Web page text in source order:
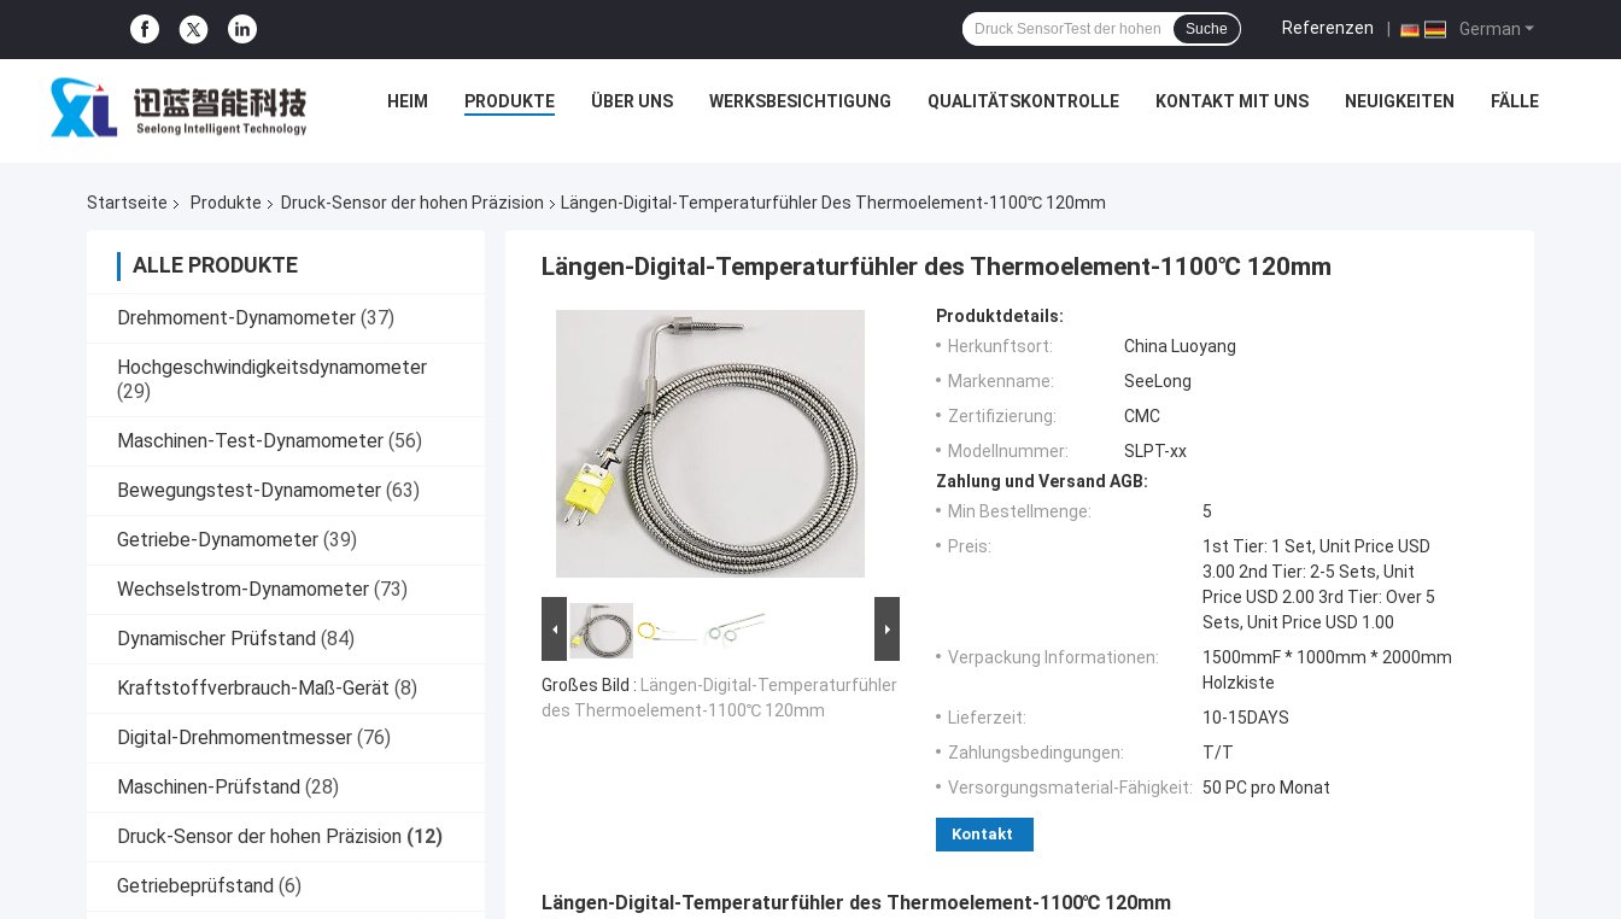
German
Referenzen |
Suche
HEIM PRODUKTE ÜBER UNS WERKSBESICHTIGUNG QUALITÄTSKONTROLLE KONTAKT MIT UNS NEUIGKEITEN FÄLLE
Startseite Produkte Druck-Sensor der hohen Präzision Längen-Digital-Temperaturfühler Des Thermoelement-1100℃ 120mm
ALLE PRODUKTE
Drehmoment-Dynamometer (37)
Hochgeschwindigkeitsdynamometer
(29)
Maschinen-Test-Dynamometer (56)
Bewegungstest-Dynamometer (63)
Getriebe-Dynamometer (39)
Wechselstrom-Dynamometer (73)
Dynamischer Prüfstand (84)
Kraftstoffverbrauch-Maß-Gerät (8)
Digital-Drehmomentmesser (76)
Maschinen-Prüfstand (28)
Druck-Sensor der hohen Präzision (12)
Getriebeprüfstand (6)
Längen-Digital-Temperaturfühler des Thermoelement-1100℃ 120mm
Großes Bild : Längen-Digital-Temperaturfühler
des Thermoelement-1100℃ 120mm
Produktdetails:
Herkunftsort:
China Luoyang
Markenname:
SeeLong
Zertifizierung:
CMC
Modellnummer:
SLPT-xx
Zahlung und Versand AGB:
Min Bestellmenge:
5
Preis:
1st Tier: 1 Set, Unit Price USD
3.00 2nd Tier: 2-5 Sets, Unit
Price USD 2.00 3rd Tier: Over 5
Sets, Unit Price USD 1.00
Verpackung Informationen:
1500mmF * 1000mm * 2000mm
Holzkiste
Lieferzeit:
10-15DAYS
Zahlungsbedingungen:
T/T
Versorgungsmaterial-Fähigkeit:
50 PC pro Monat
Kontakt
Längen-Digital-Temperaturfühler des Thermoelement-1100℃ 120mm